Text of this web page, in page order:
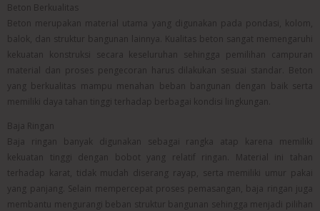
Beton Berkualitas
Beton merupakan material utama yang digunakan pada pondasi, kolom,
balok, dan struktur bangunan lainnya. Kualitas beton sangat memengaruhi
kekuatan konstruksi secara keseluruhan sehingga pemilihan campuran
material dan proses pengecoran harus dilakukan sesuai standar. Beton
yang berkualitas mampu menahan beban bangunan dengan baik serta
memiliki daya tahan tinggi terhadap berbagai kondisi lingkungan.
Baja Ringan
Baja ringan banyak digunakan sebagai rangka atap karena memiliki
kekuatan tinggi dengan bobot yang relatif ringan. Material ini tahan
terhadap karat, tidak mudah diserang rayap, serta memiliki umur pakai
yang panjang. Selain mempercepat proses pemasangan, baja ringan juga
membantu mengurangi beban struktur bangunan sehingga menjadi pilihan